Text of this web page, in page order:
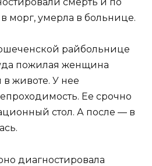
морг, умерла в больнице.
райбольнице
пожилая женщина
в животе. У нее
Ее срочно
стол. А после — в
диагностировала